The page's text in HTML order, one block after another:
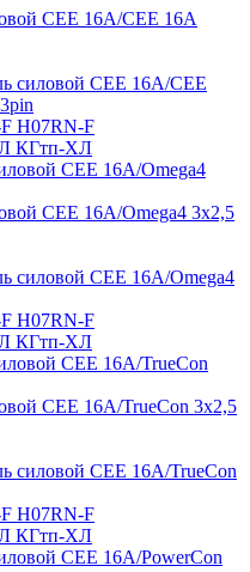
CEE 16A/CEE 16A
силовой CEE 16A/CEE
H07RN-F
КГтп-ХЛ
CEE 16A/Omega4 3х2,5
силовой CEE 16A/Omega4
H07RN-F
КГтп-ХЛ
CEE 16A/TrueCon 3х2,5
силовой CEE 16A/TrueCon
H07RN-F
КГтп-ХЛ